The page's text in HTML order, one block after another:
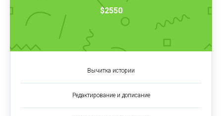
$2550
Вычитка истории
Редактирование и дописание